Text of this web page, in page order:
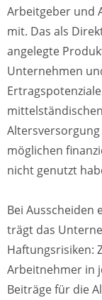
Arbeitgeber und
mit. Das als
angelegte
Unternehmen
möglichen
nicht genutzt
Bei Ausscheiden
trägt das
Haftungsrisiken:
Arbeitnehmer in
Beiträge für die